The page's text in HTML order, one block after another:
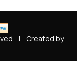
|
Created by